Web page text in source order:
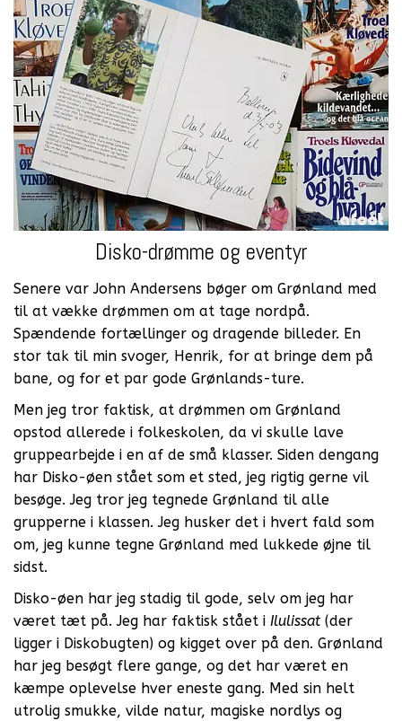
Disko-drømme og eventyr
Senere var John Andersens bøger om Grønland med
til at vække drømmen om at tage nordpå.
Spændende fortællinger og dragende billeder. En
stor tak til min svoger, Henrik, for at bringe dem på
bane, og for et par gode Grønlands-ture.
Men jeg tror faktisk, at drømmen om Grønland
opstod allerede i folkeskolen, da vi skulle lave
gruppearbejde i en af de små klasser. Siden dengang
har Disko-øen stået som et sted, jeg rigtig gerne vil
besøge. Jeg tror jeg tegnede Grønland til alle
grupperne i klassen. Jeg husker det i hvert fald som
om, jeg kunne tegne Grønland med lukkede øjne til
sidst.
Disko-øen har jeg stadig til gode, selv om jeg har
været tæt på. Jeg har faktisk stået i Ilulissat (der
ligger i Diskobugten) og kigget over på den. Grønland
har jeg besøgt flere gange, og det har været en
kæmpe oplevelse hver eneste gang. Med sin helt
utrolig smukke, vilde natur, magiske nordlys og